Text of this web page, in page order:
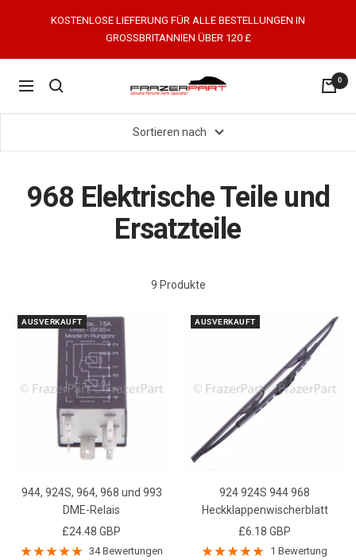
KOSTENLOSE LIEFERUNG FÜR ALLE BESTELLUNGEN IN
GROSSBRITANNIEN ÜBER 120 £
Navigation
FrazerPart
0
Sortieren nach
968 Elektrische Teile und
Ersatzteile
9 Produkte
AUSVERKAUFT
944, 924S, 964, 968 und 993
DME-Relais
Angebotspreis
£24.48 GBP
34 Bewertungen
AUSVERKAUFT
924 924S 944 968
Heckklappenwischerblatt
Angebotspreis
£6.18 GBP
1 Bewertung